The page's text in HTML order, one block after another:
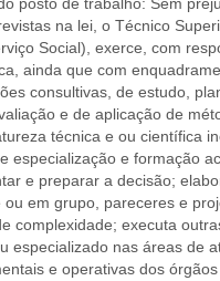
na lei, o Técnico
Social), exerce, com
ainda que com
consultivas, de estudo,
e de aplicação de
técnica e ou científica
especialização e formação
e preparar a decisão;
em grupo, pareceres e
complexidade; executa
especializado nas áreas de
e operativas dos órgãos